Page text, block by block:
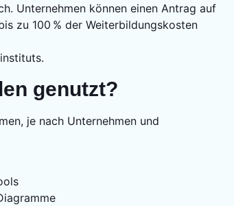
Unternehmen können einen Antrag auf
zu 100 % der Weiterbildungskosten
genutzt?
je nach Unternehmen und